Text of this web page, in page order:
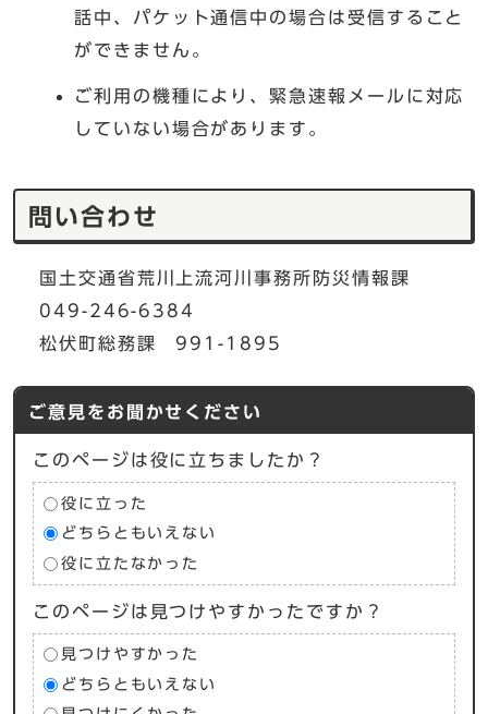
話中、パケット通信中の場合は受信すること
ができません。
ご利用の機種により、緊急速報メールに対応
していない場合があります。
問い合わせ
国土交通省荒川上流河川事務所防災情報課
049-246-6384
松伏町総務課 991-1895
ご意見をお聞かせください
このページは役に立ちましたか？
役に立った
どちらともいえない
役に立たなかった
このページは見つけやすかったですか？
見つけやすかった
どちらともいえない